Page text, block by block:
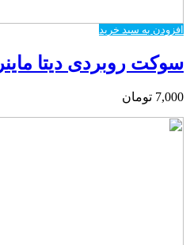
افزودن به سبد خرید
سوکت روبردی دیتا ماینر 7*2 صاف
7,000 تومان